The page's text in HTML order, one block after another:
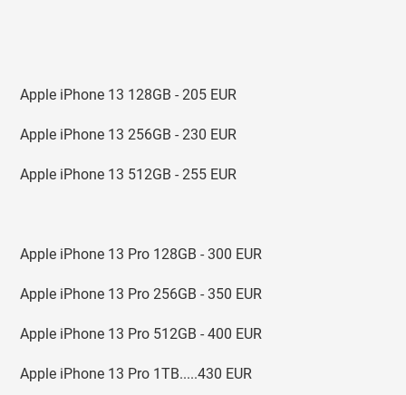
Apple iPhone 13 128GB - 205 EUR
Apple iPhone 13 256GB - 230 EUR
Apple iPhone 13 512GB - 255 EUR
Apple iPhone 13 Pro 128GB - 300 EUR
Apple iPhone 13 Pro 256GB - 350 EUR
Apple iPhone 13 Pro 512GB - 400 EUR
Apple iPhone 13 Pro 1TB.....430 EUR